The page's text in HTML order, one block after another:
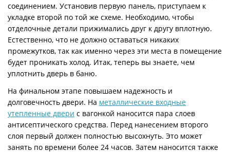
соединением. Установив первую панель, приступаем к
укладке второй по той же схеме. Необходимо, чтобы
отделочные детали прижимались друг к другу вплотную.
Естественно, что не должно оставаться никаких
промежутков, так как именно через эти места в помещение
будет проникать холод. Итак, теперь вы знаете, чем
уплотнить дверь в баню.
На финальном этапе повышаем надежность и
долговечность двери. На металлические входные
утепленные двери с вагонкой наносится пара слоев
антисептического средства. Перед нанесением второго
слоя первый должен полностью высохнуть. Это может
занять по времени более 24 часов. Затем наносится также